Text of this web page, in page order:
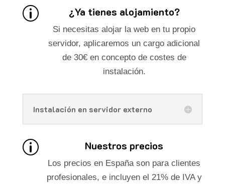
p ¿Ya tienes alojamiento?
Si necesitas alojar la web en tu propio
servidor, aplicaremos un cargo adicional
de 30€ en concepto de costes de
instalación.
Instalación en servidor externo
p Nuestros precios
Los precios en España son para clientes
profesionales, e incluyen el 21% de IVA y